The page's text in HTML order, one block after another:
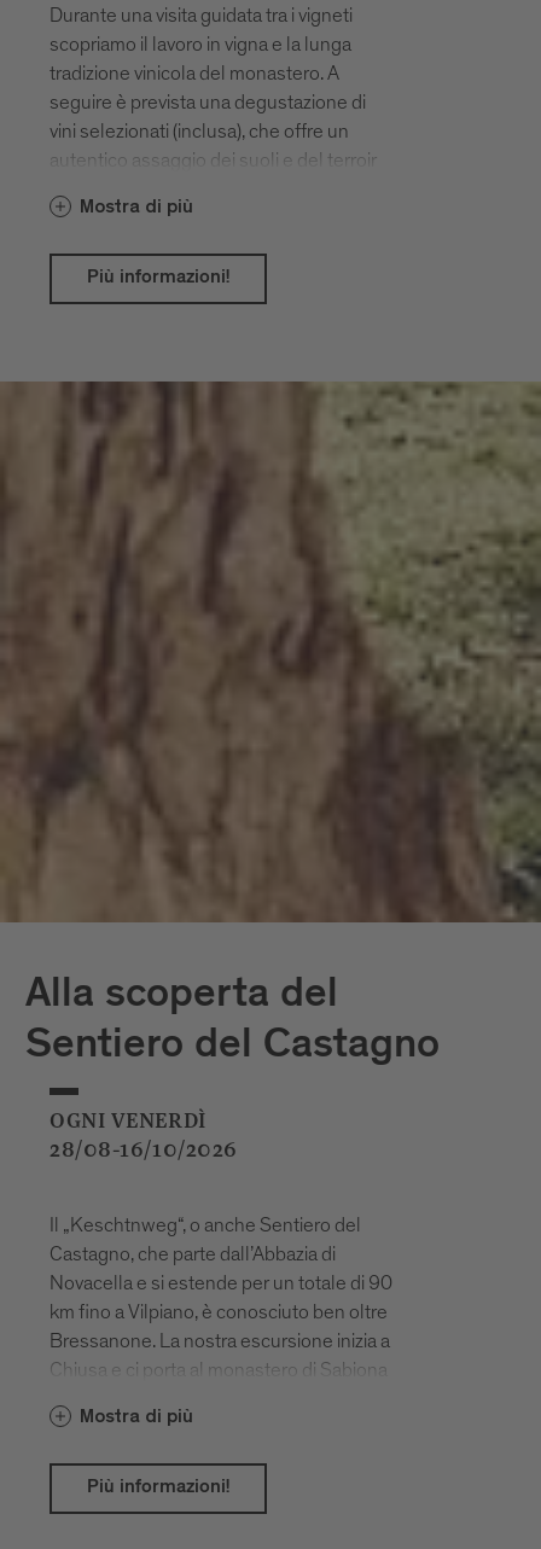
Durante una visita guidata tra i vigneti
scopriamo il lavoro in vigna e la lunga
tradizione vinicola del monastero. A
seguire è prevista una degustazione di
vini selezionati (inclusa), che offre un
autentico assaggio dei suoli e del terroir
Mostra di più
Più informazioni!
Alla scoperta del
Sentiero del Castagno
OGNI VENERDÌ
28/08-16/10/2026
Il „Keschtnweg“, o anche Sentiero del
Castagno, che parte dall’Abbazia di
Novacella e si estende per un totale di 90
km fino a Vilpiano, è conosciuto ben oltre
Bressanone. La nostra escursione inizia a
Chiusa e ci porta al monastero di Sabiona
Castagno fino a Velturno.
Mostra di più
Più informazioni!